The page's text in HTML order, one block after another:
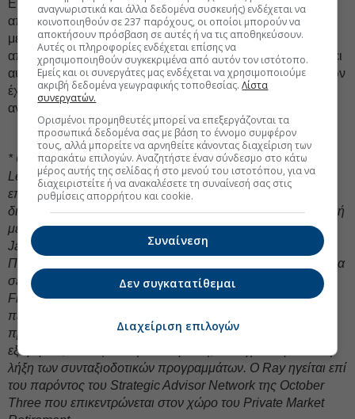
Επιπλέον, η αναλογιστική επιστήμη μπορεί να δώσει
απαντήσεις σε σύνθετα ερωτήματα, να αποτιμήσει
μελλοντικά αβέβαια γεγονότα και να δώσει ποσοτικές
απαντήσεις στις ερωτήσεις της διαχείρισης κινδύνων. Βάσει
αυτού του πλαισίου, η αγορά των αναλογιστικών υπηρεσιών
έχει σημαντικές και ευοίωνες προοπτικές περαιτέρω
ανάπτυξης στη χώρα μας.
* Ο Raymond Aguileraείναι Partner και μέλος της Senior
Leadership Team της October Three , η οποία είναι μέλος
επίσης της Abelica Global και από τους σημαντικότερους
διαχειριστές Πλάνων Καθορισμένων Παροχών στην Αμερική
με παρουσία σε Chicago, Boston, Dallas, Denver,
Jacksonville, Los Angeles, New York και San Francisco.
Πριν από την October Three, ο Ray εργάστηκε για 20 χρόνια
σε μεγάλη πολυεθνική δικηγορική εταιρεία ως Global
Financial Benefits Director. Η εμπειρία του Ray
περιλαμβάνει συμβουλές σχετικά με τα συνταξιοδοτικά
προγράμματα, τη δέουσα επιμέλεια συγχωνεύσεων και
εξαγορών, καθώς και την καθιέρωση, τον σχεδιασμό και τη
λήξη των συνταξιοδοτικών προγραμμάτων. Ο Ray ηγείται επί
του παρόντος του Strategic Advisor Network της October
Three που επικεντρώνεται στον χώρο του Private Market
αναγνωριστικά και άλλα δεδομένα συσκευής) ενδέχεται να
κοινοποιηθούν σε 237 παρόχους, οι οποίοι μπορούν να
αποκτήσουν πρόσβαση σε αυτές ή να τις αποθηκεύσουν.
Αυτές οι πληροφορίες ενδέχεται επίσης να
χρησιμοποιηθούν συγκεκριμένα από αυτόν τον ιστότοπο.
Εμείς και οι συνεργάτες μας ενδέχεται να χρησιμοποιούμε
ακριβή δεδομένα γεωγραφικής τοποθεσίας.Λίστα
συνεργατών.
Ορισμένοι προμηθευτές μπορεί να επεξεργάζονται τα
προσωπικά δεδομένα σας με βάση το έννομο συμφέρον
τους, αλλά μπορείτε να αρνηθείτε κάνοντας διαχείριση των
παρακάτω επιλογών. Αναζητήστε έναν σύνδεσμο στο κάτω
μέρος αυτής της σελίδας ή στο μενού του ιστοτόπου, για να
διαχειριστείτε ή να ανακαλέσετε τη συναίνεσή σας στις
ρυθμίσεις απορρήτου και cookie.
Συναίνεση
Δεν συγκατατίθεμαι
Διαχείριση επιλογών